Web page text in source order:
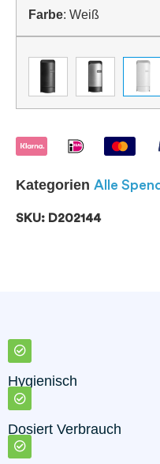
Farbe: Weiß
Kategorien Alle
SKU: D202144
Hygienisch
Dosiert Verbrauch